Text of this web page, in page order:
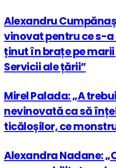
Alexandru
vinovat pentru ce s-
ținut în brațe pe
Servicii ale țării”
Mirel Palada: „A
nevinovată ca să
ticăloșilor, ce
Alexandra Nadane: